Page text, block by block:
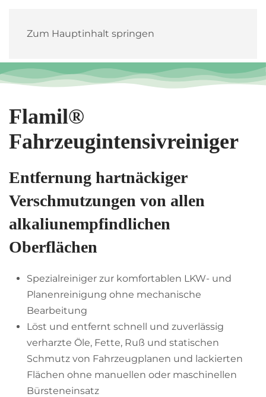
Zum Hauptinhalt springen
Flamil®
Fahrzeugintensivreiniger
Entfernung hartnäckiger
Verschmutzungen von allen
alkaliunempfindlichen
Oberflächen
Spezialreiniger zur komfortablen LKW- und
Planenreinigung ohne mechanische
Bearbeitung
Löst und entfernt schnell und zuverlässig
verharzte Öle, Fette, Ruß und statischen
Schmutz von Fahrzeugplanen und lackierten
Flächen ohne manuellen oder maschinellen
Bürsteneinsatz